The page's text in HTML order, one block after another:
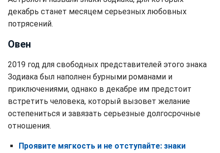
декабрь станет месяцем серьезных любовных
потрясений.
Овен
2019 год для свободных представителей этого знака
Зодиака был наполнен бурными романами и
приключениями, однако в декабре им предстоит
встретить человека, который вызовет желание
остепениться и завязать серьезные долгосрочные
отношения.
Проявите мягкость и не отступайте: знаки